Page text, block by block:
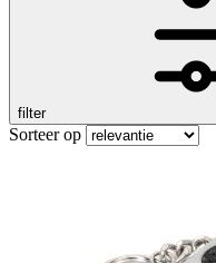
filter
Sorteer op